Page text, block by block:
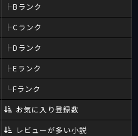
Bランク
Cランク
Dランク
Eランク
Fランク
お気に入り登録数
レビューが多い小説